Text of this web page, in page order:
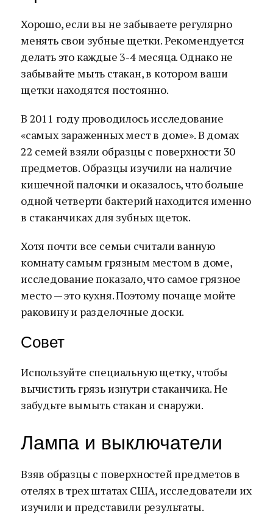
Хорошо, если вы не забываете регулярно
менять свои зубные щетки. Рекомендуется
делать это каждые 3-4 месяца. Однако не
забывайте мыть стакан, в котором ваши
щетки находятся постоянно.
В 2011 году проводилось исследование
«самых зараженных мест в доме». В домах
22 семей взяли образцы с поверхности 30
предметов. Образцы изучили на наличие
кишечной палочки и оказалось, что больше
одной четверти бактерий находится именно
в стаканчиках для зубных щеток.
Хотя почти все семьи считали ванную
комнату самым грязным местом в доме,
исследование показало, что самое грязное
место — это кухня. Поэтому почаще мойте
раковину и разделочные доски.
Совет
Используйте специальную щетку, чтобы
вычистить грязь изнутри стаканчика. Не
забудьте вымыть стакан и снаружи.
Лампа и выключатели
Взяв образцы с поверхностей предметов в
отелях в трех штатах США, исследователи их
изучили и представили результаты.